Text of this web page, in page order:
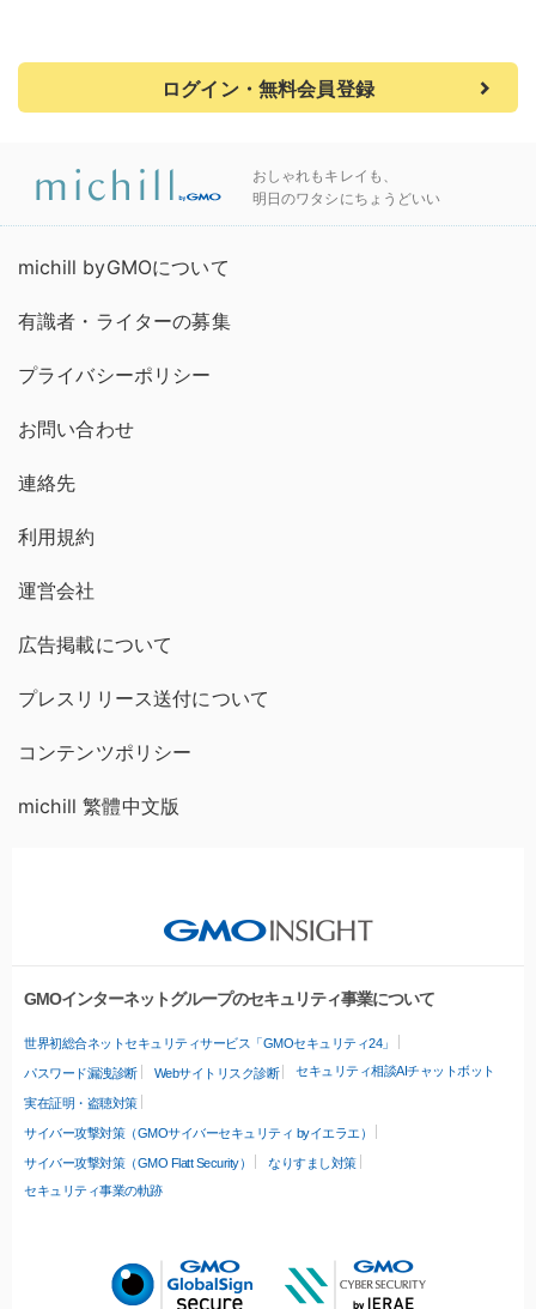
ログイン・無料会員登録
おしゃれもキレイも、
明日のワタシにちょうどいい
michill byGMOについて
有識者・ライターの募集
プライバシーポリシー
お問い合わせ
連絡先
利用規約
運営会社
広告掲載について
プレスリリース送付について
コンテンツポリシー
michill 繁體中文版
GMOインターネットグループのセキュリティ事業について
世界初総合ネットセキュリティサービス「GMOセキュリティ24」
パスワード漏洩診断 Webサイトリスク診断 セキュリティ相談AIチャットボット
実在証明・盗聴対策
サイバー攻撃対策（GMOサイバーセキュリティ byイエラエ）
サイバー攻撃対策（GMO Flatt Security）
なりすまし対策
セキュリティ事業の軌跡